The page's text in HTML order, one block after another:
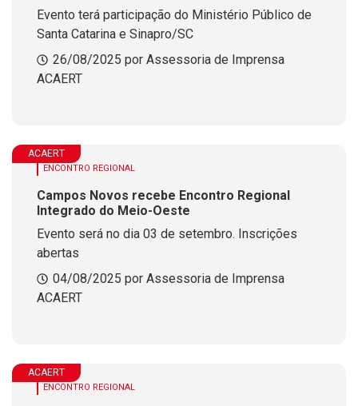
Evento terá participação do Ministério Público de
Santa Catarina e Sinapro/SC
26/08/2025 por Assessoria de Imprensa
ACAERT
ACAERT
ENCONTRO REGIONAL
Campos Novos recebe Encontro Regional
Integrado do Meio-Oeste
Evento será no dia 03 de setembro. Inscrições
abertas
04/08/2025 por Assessoria de Imprensa
ACAERT
ACAERT
ENCONTRO REGIONAL